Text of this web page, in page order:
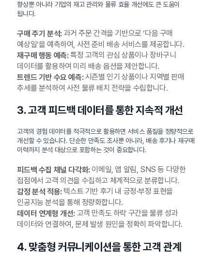
향상뿐 아니라 기업의 재고 관리와 물류 효율 개선에도 큰 도움이
됩니다.
구매 주기 분석:과거 주문 간격을 기반으로 ‘다음 구매
예상일’을 예측하여, 사전 준비 배송 서비스를 제공합니다.
재구매 행동 예측:특정 고객의 관심 상품이나 장바구니
데이터를 활용하여 미리 배송 옵션을 제안합니다.
트렌드 기반 수요 예측:시즌별 인기 상품이나 지역별 판매
추세를 분석하여 사전 물류 배치 전략을 수립합니다.
3. 고객 피드백 데이터를 통한 지속적 개선
고객의 경험 데이터를 적극적으로 활용하면 서비스 품질을 정량적으로
개선할 수 있습니다. 단순한 만족도 조사뿐 아니라, 배송 후기나 재구매
이력까지 분석 대상으로 포함하는 것이 중요합니다.
피드백 수집 채널 다각화:이메일, 앱 알림, SNS 등 다양한
접점에서 고객 의견을 수집하고 체계적으로 분류합니다.
감정 분석 적용:텍스트 기반 후기 내 긍정·부정 표현을
인공지능 분석을 통해 정량화합니다.
데이터 연계형 개선:고객 만족도 하락 구간을 물류 성과
데이터와 연결하여, 문제 발생 원인을 정확히 파악합니다.
4. 맞춤형 커뮤니케이션을 통한 고객 관계